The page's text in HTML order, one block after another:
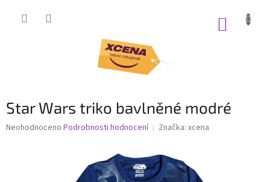
Star Wars triko bavlněné modré
Průměrné
Neohodnoceno Podrobnosti hodnocení Značka: xcena